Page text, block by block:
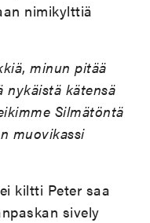
nimikylttiä
,minun pitää
nykäistä kätensä
Silmätöntä
muovikassi
kiltti Peter saa
sively